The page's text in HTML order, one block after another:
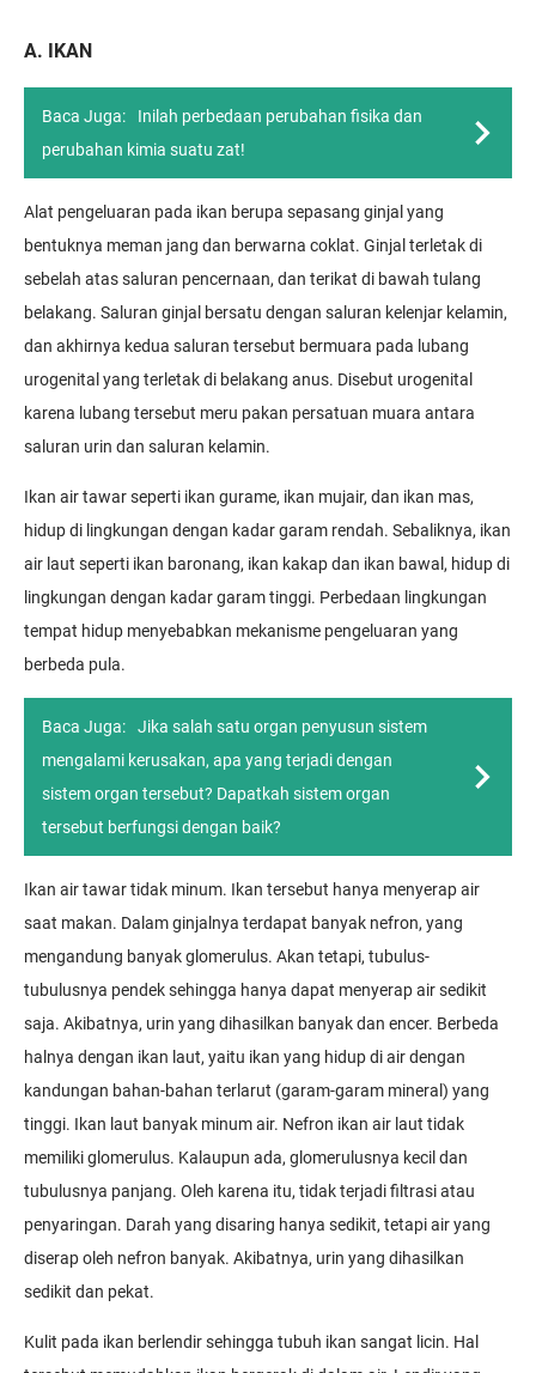
A. IKAN
Baca Juga:
Inilah perbedaan perubahan fisika dan
perubahan kimia suatu zat!
Alat pengeluaran pada ikan berupa sepasang ginjal yang
bentuknya meman jang dan berwarna coklat. Ginjal terletak di
sebelah atas saluran pencernaan, dan terikat di bawah tulang
belakang. Saluran ginjal bersatu dengan saluran kelenjar kelamin,
dan akhirnya kedua saluran tersebut bermuara pada lubang
urogenital yang terletak di belakang anus. Disebut urogenital
karena lubang tersebut meru pakan persatuan muara antara
saluran urin dan saluran kelamin.
Ikan air tawar seperti ikan gurame, ikan mujair, dan ikan mas,
hidup di lingkungan dengan kadar garam rendah. Sebaliknya, ikan
air laut seperti ikan baronang, ikan kakap dan ikan bawal, hidup di
lingkungan dengan kadar garam tinggi. Perbedaan lingkungan
tempat hidup menyebabkan mekanisme pengeluaran yang
berbeda pula.
Baca Juga:
Jika salah satu organ penyusun sistem
mengalami kerusakan, apa yang terjadi dengan
sistem organ tersebut? Dapatkah sistem organ
tersebut berfungsi dengan baik?
Ikan air tawar tidak minum. Ikan tersebut hanya menyerap air
saat makan. Dalam ginjalnya terdapat banyak nefron, yang
mengandung banyak glomerulus. Akan tetapi, tubulus-
tubulusnya pendek sehingga hanya dapat menyerap air sedikit
saja. Akibatnya, urin yang dihasilkan banyak dan encer. Berbeda
halnya dengan ikan laut, yaitu ikan yang hidup di air dengan
kandungan bahan-bahan terlarut (garam-garam mineral) yang
tinggi. Ikan laut banyak minum air. Nefron ikan air laut tidak
memiliki glomerulus. Kalaupun ada, glomerulusnya kecil dan
tubulusnya panjang. Oleh karena itu, tidak terjadi filtrasi atau
penyaringan. Darah yang disaring hanya sedikit, tetapi air yang
diserap oleh nefron banyak. Akibatnya, urin yang dihasilkan
sedikit dan pekat.
Kulit pada ikan berlendir sehingga tubuh ikan sangat licin. Hal